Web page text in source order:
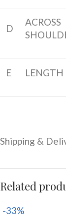
D
ACROSS
E LENGTH
Shipping &
Related
-33%